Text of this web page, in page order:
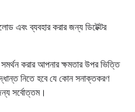
এবং ব্যবহার করার জন্য ডিটেক্টর
সমর্থন করার আপনার ক্ষমতার উপর ভিত্তি
নিতে হবে যে কোন সনাক্তকরণ
সর্বোত্তম।